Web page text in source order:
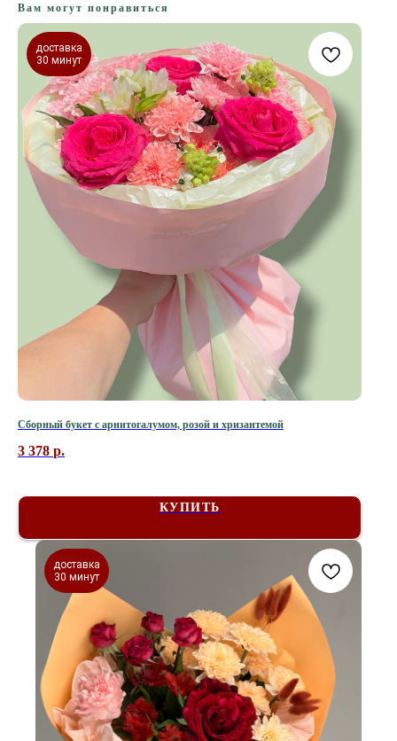
Вам могут понравиться
доставка
30 минут
Сборный букет с арнитогалумом, розой и хризантемой
3 378 р.
КУПИТЬ
доставка
30 минут